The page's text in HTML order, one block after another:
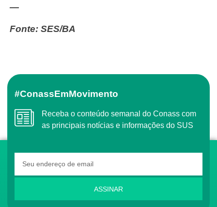
—
Fonte: SES/BA
#ConassEmMovimento
Receba o conteúdo semanal do Conass com
as principais notícias e informações do SUS
ASSINAR